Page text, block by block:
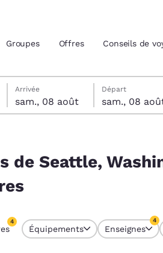
Latin America
Groupes Offres Conseils de
samedi 8 août
Arrivée
sam., 08 août
samedi 8 août
Départ
sam., 08
samedi 8 août date de départ
samedi 8 août date d’arrivée
de Seattle,
4
sélectionnés
Équipements Enseignes
4